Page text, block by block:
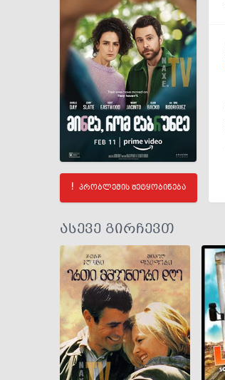
პრობლემის შეტყობინება
ასევე გირჩევთ